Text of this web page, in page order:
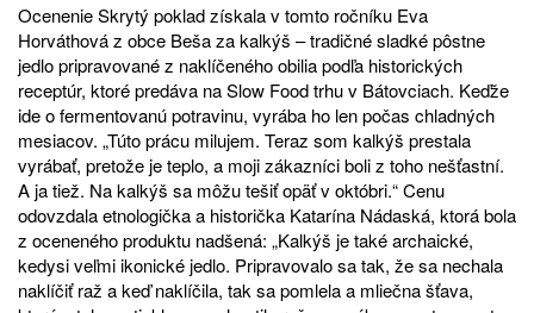
Ocenenie Skrytý poklad získala v tomto ročníku Eva
Horváthová z obce Beša za kalkýš – tradičné sladké pôstne
jedlo pripravované z naklíčeného obilia podľa historických
receptúr, ktoré predáva na Slow Food trhu v Bátovciach. Keďže
ide o fermentovanú potravinu, vyrába ho len počas chladných
mesiacov. „Túto prácu milujem. Teraz som kalkýš prestala
vyrábať, pretože je teplo, a moji zákazníci boli z toho nešťastní.
A ja tiež. Na kalkýš sa môžu tešiť opäť v októbri.“ Cenu
odovzdala etnologička a historička Katarína Nádaská, ktorá bola
z oceneného produktu nadšená: „Kalkýš je také archaické,
kedysi veľmi ikonické jedlo. Pripravovalo sa tak, že sa nechala
naklíčiť raž a keď naklíčila, tak sa pomlela a mliečna šťava,